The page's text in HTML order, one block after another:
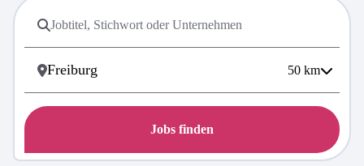
50 km
Jobs finden